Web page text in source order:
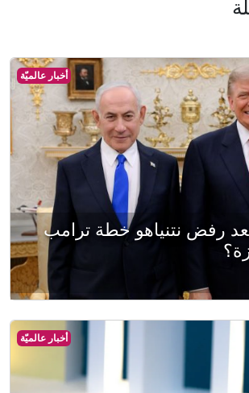
أخبار عالميّة
رفض نتنياهو خطة ترامب
أخبار عالميّة